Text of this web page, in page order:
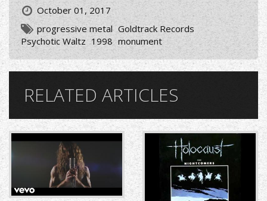
October 01, 2017
progressive metal Goldtrack Records
Psychotic Waltz 1998 monument
RELATED ARTICLES